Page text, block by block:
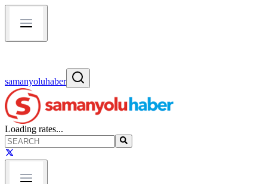
samanyoluhaber
Loading rates...